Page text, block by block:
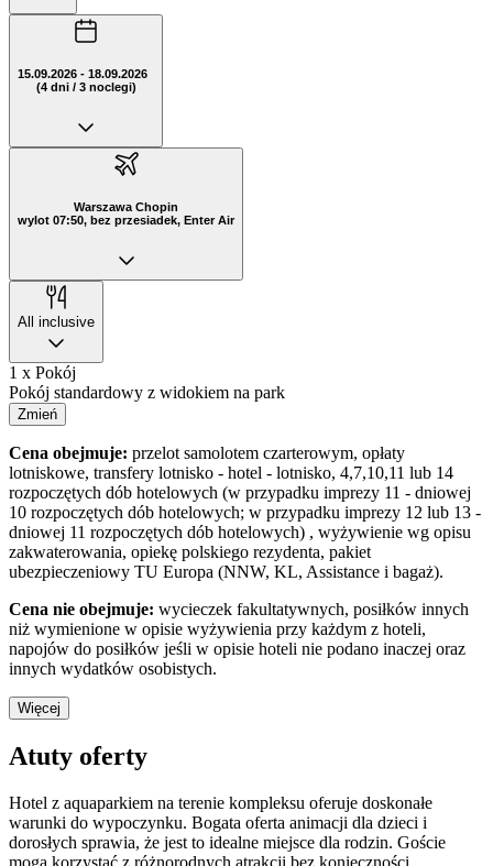
15.09.2026 - 18.09.2026
(4 dni / 3 noclegi)
Warszawa Chopin
wylot 07:50, bez przesiadek, Enter Air
All inclusive
1 x Pokój
Pokój standardowy z widokiem na park
Zmień
Cena obejmuje: przelot samolotem czarterowym, opłaty
lotniskowe, transfery lotnisko - hotel - lotnisko, 4,7,10,11 lub 14
rozpoczętych dób hotelowych (w przypadku imprezy 11 - dniowej
10 rozpoczętych dób hotelowych; w przypadku imprezy 12 lub 13 -
dniowej 11 rozpoczętych dób hotelowych) , wyżywienie wg opisu
zakwaterowania, opiekę polskiego rezydenta, pakiet
ubezpieczeniowy TU Europa (NNW, KL, Assistance i bagaż).
Cena nie obejmuje: wycieczek fakultatywnych, posiłków innych
niż wymienione w opisie wyżywienia przy każdym z hoteli,
napojów do posiłków jeśli w opisie hoteli nie podano inaczej oraz
innych wydatków osobistych.
Więcej
Atuty oferty
Hotel z aquaparkiem na terenie kompleksu oferuje doskonałe
warunki do wypoczynku. Bogata oferta animacji dla dzieci i
dorosłych sprawia, że jest to idealne miejsce dla rodzin. Goście
mogą korzystać z różnorodnych atrakcji bez konieczności